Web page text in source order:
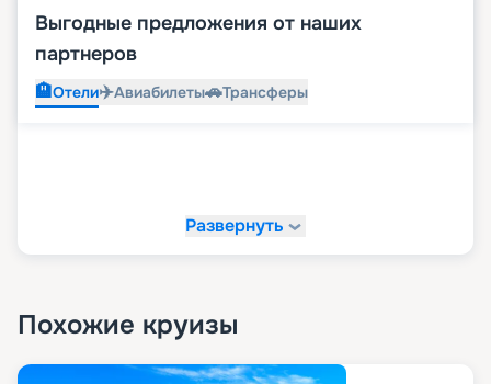
Выгодные предложения от наших
партнеров
🏨Отели✈️Авиабилеты🚗Трансферы
Развернуть
Похожие круизы